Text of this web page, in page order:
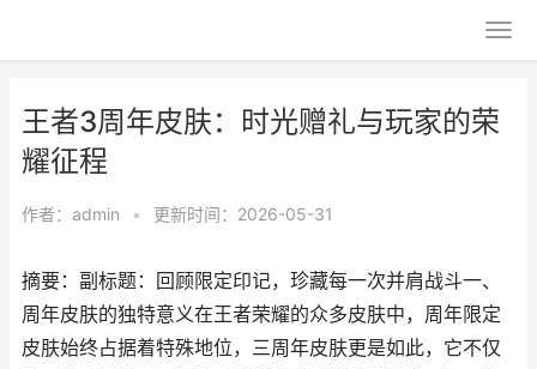
王者3周年皮肤：时光赠礼与玩家的荣
耀征程
作者： admin • 更新时间：2026-05-31
摘要：副标题：回顾限定印记，珍藏每一次并肩战斗一、
周年皮肤的独特意义在王者荣耀的众多皮肤中，周年限定
皮肤始终占据着特殊地位，三周年皮肤更是如此，它不仅